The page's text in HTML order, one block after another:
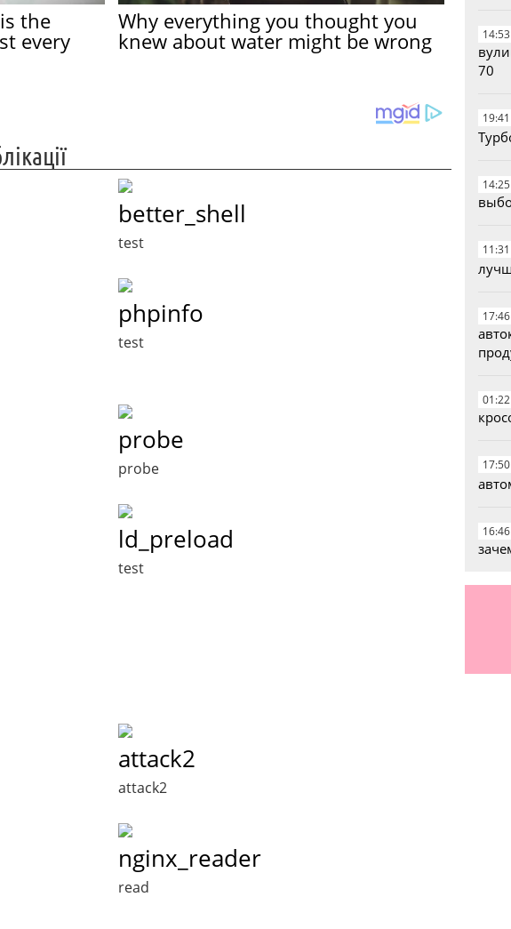
the
every
Why everything you thought you
knew about water might be wrong
better_shell
test
phpinfo
test
probe
probe
ld_preload
test
attack2
attack2
nginx_reader
read
14:53
70
19:41
14:25
11:31
17:46
01:22
17:50
16:46